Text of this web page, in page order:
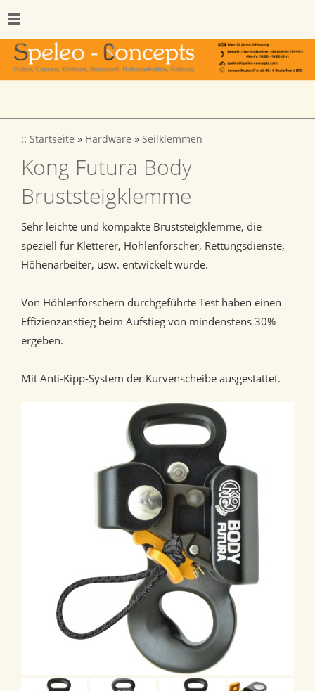
:: Startseite » Hardware » Seilklemmen
Kong Futura Body
Bruststeigklemme
Sehr leichte und kompakte Bruststeigklemme, die
speziell für Kletterer, Höhlenforscher, Rettungsdienste,
Höhenarbeiter, usw. entwickelt wurde.
Von Höhlenforschern durchgeführte Test haben einen
Effizienzanstieg beim Aufstieg von mindenstens 30%
ergeben.
Mit Anti-Kipp-System der Kurvenscheibe ausgestattet.